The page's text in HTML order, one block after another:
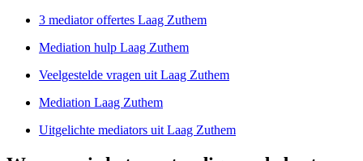
3 mediator offertes Laag Zuthem
Mediation hulp Laag Zuthem
Veelgestelde vragen uit Laag Zuthem
Mediation Laag Zuthem
Uitgelichte mediators uit Laag Zuthem